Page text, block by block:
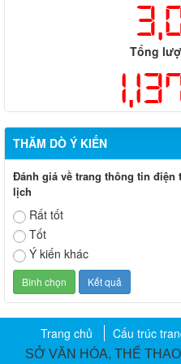
Tổng
THĂM DÒ Ý KIẾN
Đánh giá về trang thông tin điện
lịch
Rất tốt
Tốt
Ý kiến khác
Trang chủ Cấu trúc
SỞ VĂN HÓA, THỂ